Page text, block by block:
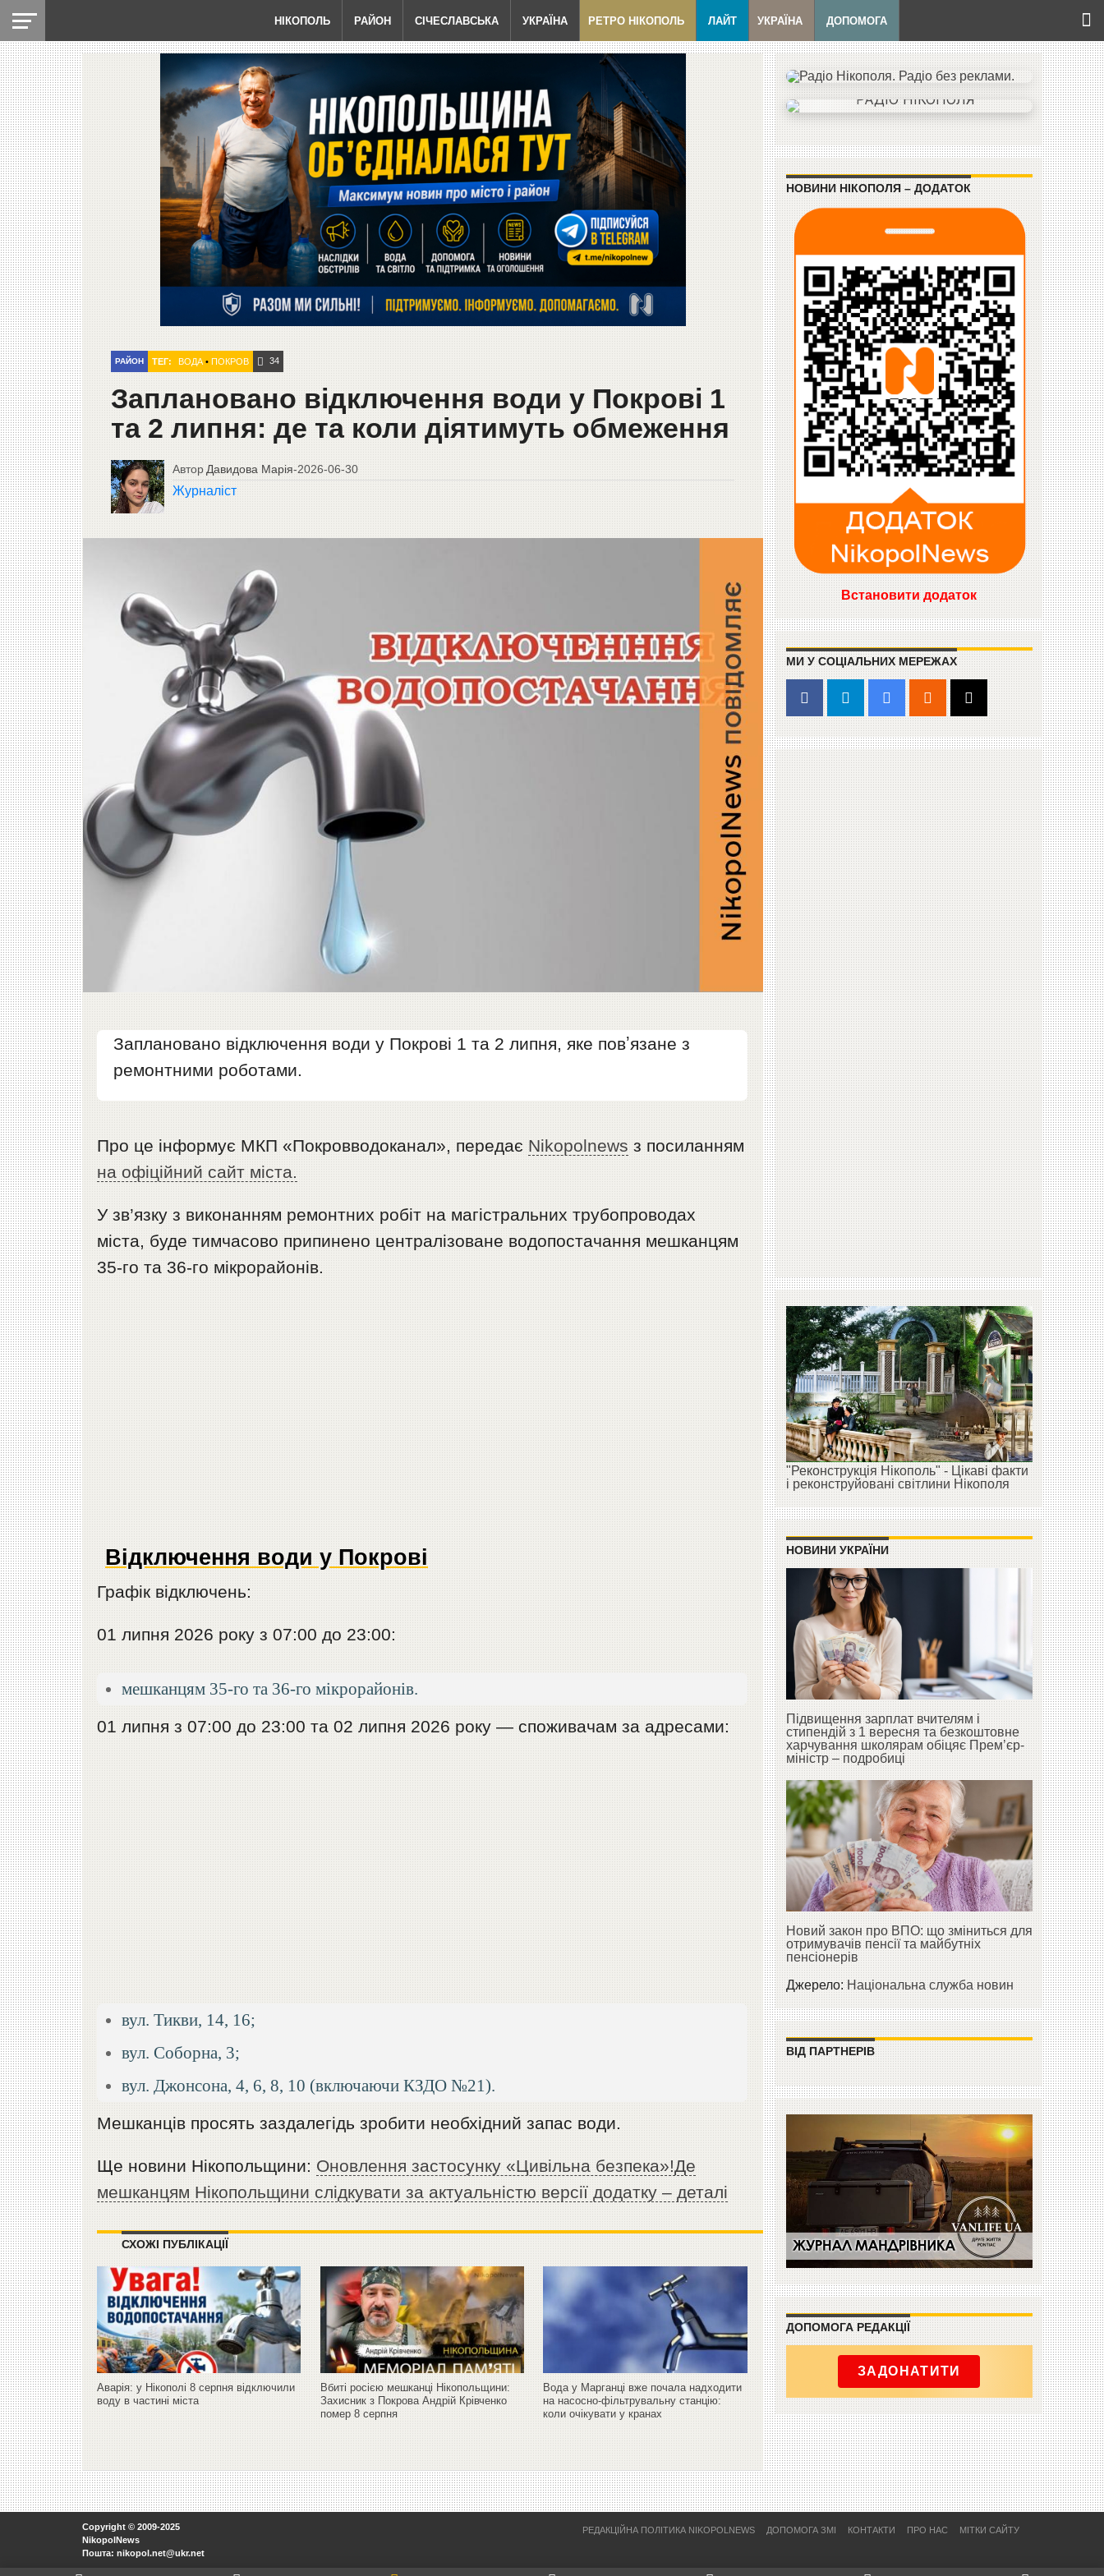
НІКОПОЛЬ РАЙОН СІЧЕСЛАВСЬКА УКРАЇНА РЕТРО НІКОПОЛЬ ЛАЙТ УКРАЇНА ДОПОМОГА
РАЙОН ТЕГ: ВОДА• ПОКРОВ 34
Заплановано відключення води у Покрові 1
та 2 липня: де та коли діятимуть обмеження
Автор Давидова Марія-2026-06-30
Журналіст
Заплановано відключення води у Покрові 1 та 2 липня, яке повʼязане з
ремонтними роботами.
Про це інформує МКП «Покровводоканал», передає Nikopolnews з посиланням
на офіційний сайт міста.
У зв’язку з виконанням ремонтних робіт на магістральних трубопроводах
міста, буде тимчасово припинено централізоване водопостачання мешканцям
35-го та 36-го мікрорайонів.
Відключення води у Покрові
Графік відключень:
01 липня 2026 року з 07:00 до 23:00:
мешканцям 35-го та 36-го мікрорайонів.
01 липня з 07:00 до 23:00 та 02 липня 2026 року — споживачам за адресами:
вул. Тикви, 14, 16;
вул. Соборна, 3;
вул. Джонсона, 4, 6, 8, 10 (включаючи КЗДО №21).
Мешканців просять заздалегідь зробити необхідний запас води.
Ще новини Нікопольщини: Оновлення застосунку «Цивільна безпека»!Де
мешканцям Нікопольщини слідкувати за актуальністю версії додатку – деталі
СХОЖІ ПУБЛІКАЦІЇ
Аварія: у Нікополі 8 серпня відключили
воду в частині міста
Вбиті росією мешканці Нікопольщини:
Захисник з Покрова Андрій Крівченко
помер 8 серпня
Вода у Марганці вже почала надходити
на насосно-фільтрувальну станцію:
коли очікувати у кранах
НОВИНИ НІКОПОЛЯ – ДОДАТОК
Встановити додаток
МИ У СОЦІАЛЬНИХ МЕРЕЖАХ
"Реконструкція Нікополь" - Цікаві факти
і реконструйовані світлини Нікополя
НОВИНИ УКРАЇНИ
Підвищення зарплат вчителям і
стипендій з 1 вересня та безкоштовне
харчування школярам обіцяє Прем’єр-
міністр – подробиці
Новий закон про ВПО: що зміниться для
отримувачів пенсії та майбутніх
пенсіонерів
Джерело:Національна служба новин
ВІД ПАРТНЕРІВ
ДОПОМОГА РЕДАКЦІЇ
ЗАДОНАТИТИ
РЕДАКЦІЙНА ПОЛІТИКА NIKOPOLNEWS ДОПОМОГА ЗМІ КОНТАКТИ ПРО НАС МІТКИ САЙТУ
Copyright © 2009-2025
NikopolNews
Пошта: nikopol.net@ukr.net